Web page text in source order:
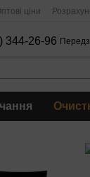
ціни
344-26-96